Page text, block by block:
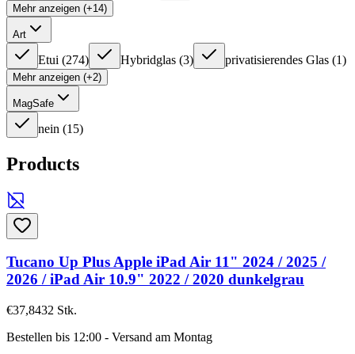
Mehr anzeigen (+14)
Art
Etui (274) Hybridglas (3) privatisierendes Glas (1)
Mehr anzeigen (+2)
MagSafe
nein (15)
Products
Tucano Up Plus Apple iPad Air 11" 2024 / 2025 /
2026 / iPad Air 10.9" 2022 / 2020 dunkelgrau
€37,8432 Stk.
Bestellen bis 12:00 - Versand am Montag